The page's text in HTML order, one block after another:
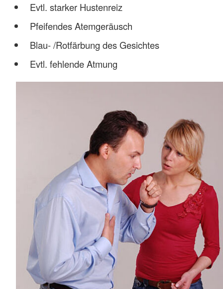
Evtl. starker Hustenreiz
Pfeifendes Atemgeräusch
Blau- /Rotfärbung des Gesichtes
Evtl. fehlende Atmung